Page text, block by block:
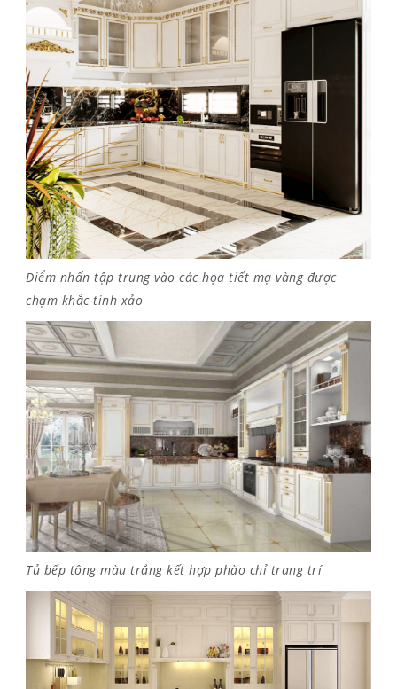
Điểm nhấn tập trung vào các họa tiết mạ vàng được
chạm khắc tinh xảo
Tủ bếp tông màu trắng kết hợp phào chỉ trang trí